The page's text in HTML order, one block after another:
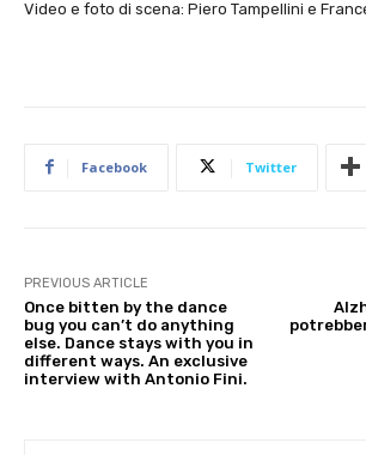
Video e foto di scena: Piero Tampellini e
Facebook Twitter
PREVIOUS ARTICLE
Once bitten by the dance
bug you can’t do anything
else. Dance stays with you in
different ways. An exclusive
interview with Antonio Fini.